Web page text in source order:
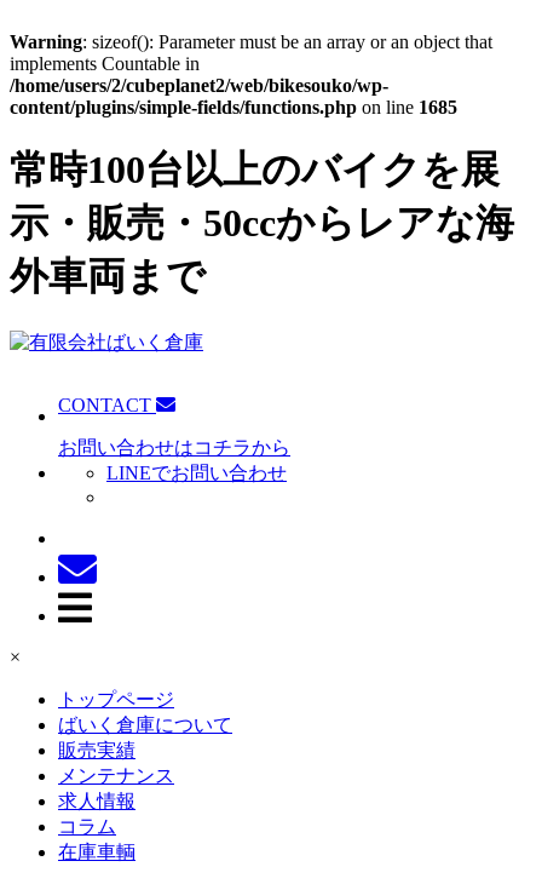
Warning: sizeof(): Parameter must be an array or an object that
implements Countable in
/home/users/2/cubeplanet2/web/bikesouko/wp-
content/plugins/simple-fields/functions.php on line 1685
常時100台以上のバイクを展
示・販売・50ccからレアな海
外車両まで
CONTACT
お問い合わせはコチラから
LINEでお問い合わせ
×
トップページ
ばいく倉庫について
販売実績
メンテナンス
求人情報
コラム
在庫車輌